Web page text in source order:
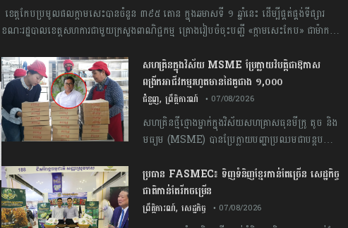
​ ខេត្ត​កែប​ប្រមូល​ផល​ក្តាម​សេះ​បាន​ចំនួន​ ​៣៩៥​ តោន​ ​ក្នុង​ឆមាស​ទី​ ១​ ​ឆ្នាំ​នេះ​ ​ដើម្បី​ផ្គត់ផ្គង់​ទីផ្សារ ​
ខណៈ​រដ្ឋបាល​ខេត្ត​សហការ​ជាមួយ​ក្រសួង​ពាណិជ្ជកម្ម​ ​គ្រោង​រៀបចំ​ចុះបញ្ជី​ ​«​ក្តាម​សេះ​កែប​» ​ជា​ម៉ាក​
សហគ្រិនក្នុងវិស័យ MSME ប្រែក្លាយវិបត្តិជាឱកាស
ពង្រីកអាជីវកម្មរហូតមានដៃគូជាង ១,០០០
ជំនួញ,ព្រឹត្តិការណ៍ • 07/08/2026
សហគ្រិន​ថ្មី​ថ្មោង​ម្នាក់​ក្នុង​វិស័យ​សហគ្រាស​ធុនមីក្រូ ​តូច​ និង​
មធ្យម​ ​(​MSME​) ​បាន​ប្រែក្លាយ​បញ្ហា​ប្រឈម​ជាបន្តបន្ទាប់​
អាច​ផ្គត់ផ្គង់​ម្សៅ​នំ​ភីហ្សា​ទៅកាន់​ដៃគូ​ជាង​ ​១,០០០​ ​នៅក្នុង​
ប្រទេស​កម្ពុជា
ប្រធាន​​ ​FASMEC​៖​ ​ទិញ​ទំនិញ​ខ្មែរ​កាន់តែ​ច្រើន​ ​សេដ្ឋកិច្ច​
ជាតិ​កាន់តែ​រីកចម្រើន​
ព្រឹត្តិការណ៍, សេដ្ឋកិច្ច • 07/08/2026